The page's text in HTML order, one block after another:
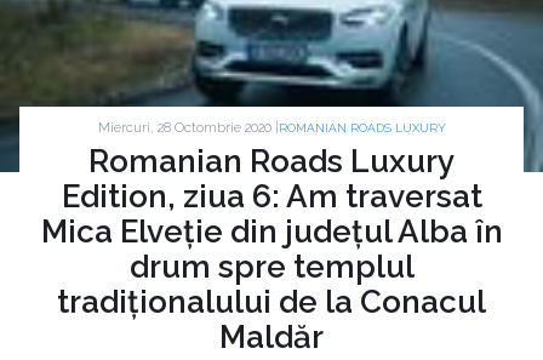
Miercuri, 28 Octombrie 2020 | ROMANIAN ROADS LUXURY
Romanian Roads Luxury
Edition, ziua 6: Am traversat
Mica Elveție din județul Alba în
drum spre templul
tradiționalului de la Conacul
Maldăr